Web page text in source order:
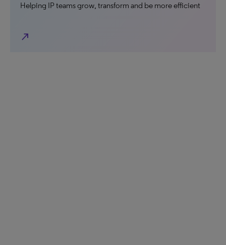
Helping IP teams grow, transform and be more efficient
north_east